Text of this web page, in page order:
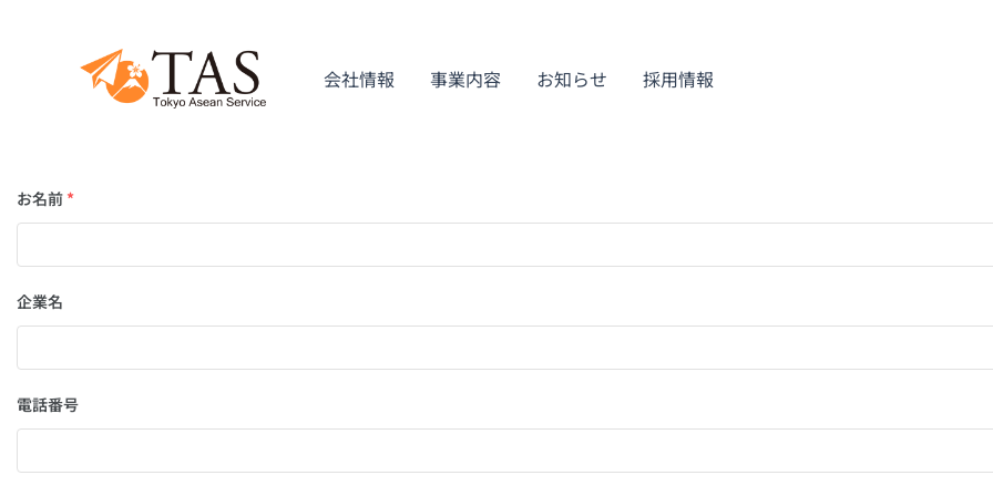
会社情報 事業内容 お知らせ 採用情報
お名前 *
企業名
電話番号